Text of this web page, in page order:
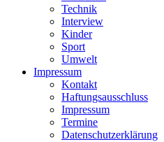
Technik
Interview
Kinder
Sport
Umwelt
Impressum
Kontakt
Haftungsausschluss
Impressum
Termine
Datenschutzerklärung